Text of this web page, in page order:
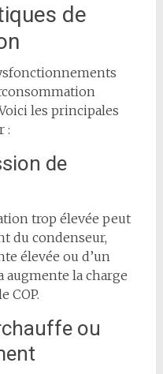
de
les principales
:
de
trop élevée peut
du condenseur,
élevée ou d’un
augmente la charge
COP.
ou